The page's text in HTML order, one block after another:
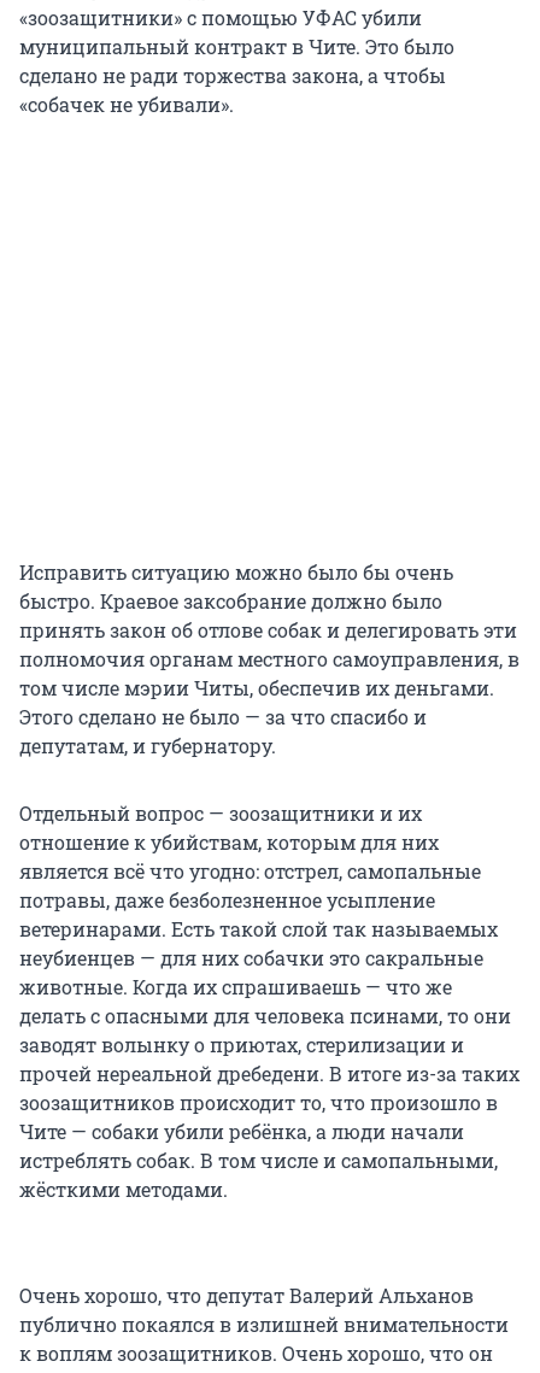
«зоозащитники» с помощью УФАС убили
муниципальный контракт в Чите. Это было
сделано не ради торжества закона, а чтобы
«собачек не убивали».
Исправить ситуацию можно было бы очень
быстро. Краевое заксобрание должно было
принять закон об отлове собак и делегировать эти
полномочия органам местного самоуправления, в
том числе мэрии Читы, обеспечив их деньгами.
Этого сделано не было — за что спасибо и
депутатам, и губернатору.
Отдельный вопрос — зоозащитники и их
отношение к убийствам, которым для них
является всё что угодно: отстрел, самопальные
потравы, даже безболезненное усыпление
ветеринарами. Есть такой слой так называемых
неубиенцев — для них собачки это сакральные
животные. Когда их спрашиваешь — что же
делать с опасными для человека псинами, то они
заводят волынку о приютах, стерилизации и
прочей нереальной дребедени. В итоге из-за таких
зоозащитников происходит то, что произошло в
Чите — собаки убили ребёнка, а люди начали
истреблять собак. В том числе и самопальными,
жёсткими методами.
Очень хорошо, что депутат Валерий Альханов
публично покаялся в излишней внимательности
к воплям зоозащитников. Очень хорошо, что он